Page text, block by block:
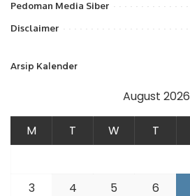
Pedoman Media Siber
Disclaimer
Arsip Kalender
August 2026
M T W T
3
4 5 6